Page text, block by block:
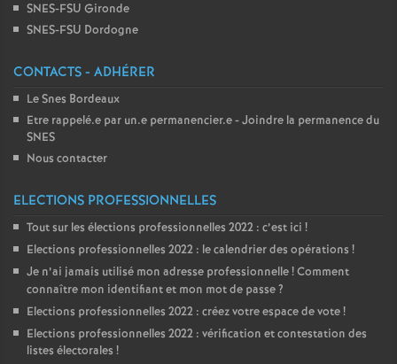
SNES-FSU Gironde
SNES-FSU Dordogne
CONTACTS - ADHÉRER
Le Snes Bordeaux
Etre rappelé.e par un.e permanencier.e - Joindre la permanence du
SNES
Nous contacter
ELECTIONS PROFESSIONNELLES
Tout sur les élections professionnelles 2022 : c’est ici !
Elections professionnelles 2022 : le calendrier des opérations !
Je n’ai jamais utilisé mon adresse professionnelle! Comment
connaître mon identifiant et mon mot de passe?
Elections professionnelles 2022 : créez votre espace de vote!
Elections professionnelles 2022 : vérification et contestation des
listes électorales !